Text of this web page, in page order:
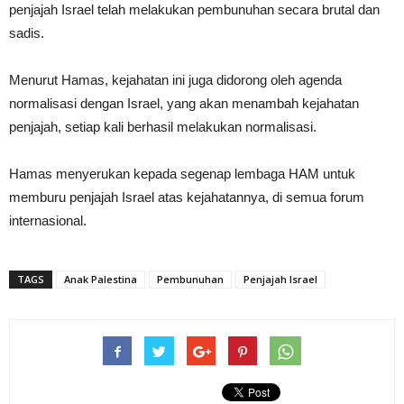
penjajah Israel telah melakukan pembunuhan secara brutal dan
sadis.
Menurut Hamas, kejahatan ini juga didorong oleh agenda
normalisasi dengan Israel, yang akan menambah kejahatan
penjajah, setiap kali berhasil melakukan normalisasi.
Hamas menyerukan kepada segenap lembaga HAM untuk
memburu penjajah Israel atas kejahatannya, di semua forum
internasional.
TAGS Anak Palestina Pembunuhan Penjajah Israel